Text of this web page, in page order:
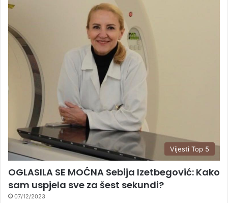
Vijesti Top 5
OGLASILA SE MOĆNA Sebija Izetbegović: Kako
sam uspjela sve za šest sekundi?
07/12/2023